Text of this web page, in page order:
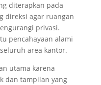
diterapkan pada
direksi agar ruangan
privasi.
pencahayaan alami
area kantor.
utama karena
dan tampilan yang